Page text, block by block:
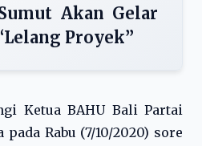
Akan Gelar
Proyek”
Ketua BAHU Bali Partai
pada Rabu (7/10/2020) sore